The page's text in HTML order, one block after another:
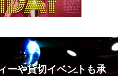
ーや貸切イベントも承